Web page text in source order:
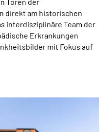
direkt am historischen
interdisziplinäre Team der
Erkrankungen
mit Fokus auf